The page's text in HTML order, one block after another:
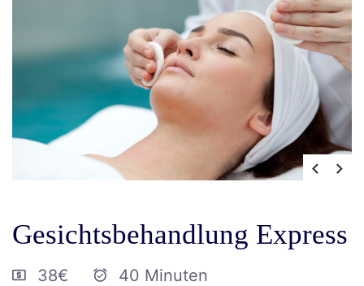
Gesichtsbehandlung Express
38€ 40 Minuten